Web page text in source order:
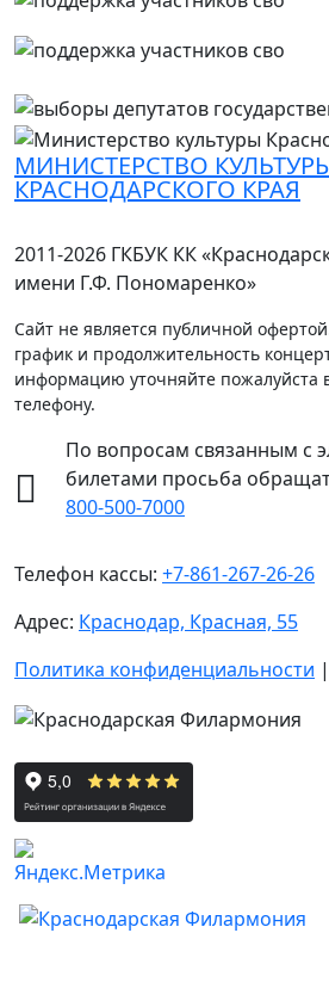
МИНИСТЕРСТВО
КРАСНОДАРСКОГО КРАЯ
2011-2026 ГКБУК КК
имени Г.Ф. Пономаренко»
Сайт не является публичной
график и продолжительность
информацию уточняйте пожалуйста
телефону.
По вопросам связанным с
билетами просьба
800-500-7000
Телефон кассы: +7-861-267-26-26
Адрес: Краснодар, Красная, 55
Политика конфиденциальности |